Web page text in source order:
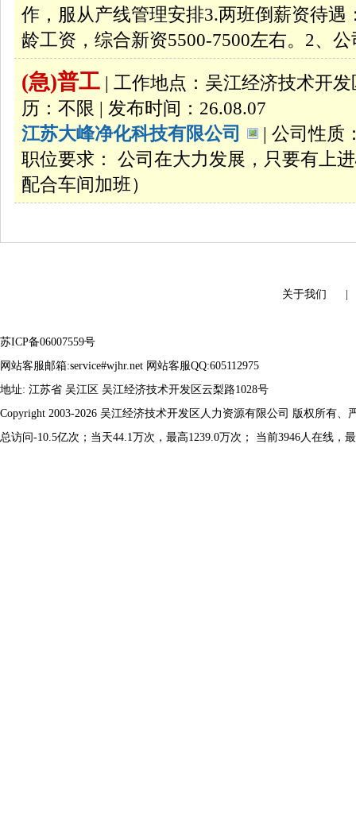
作，服从产线管理安排3.两班倒薪资待
龄工资，综合新资5500-7500左右。2、
(急)普工 | 工作地点：吴江经济技术开
历：不限 | 发布时间：26.08.07
江苏大峰净化科技有限公司
| 公司性质
职位要求： 公司在大力发展，只要有上
配合车间加班）
关于我们
苏ICP备06007559号
网站客服邮箱:service#wjhr.net 网站客服QQ:605112975
地址: 江苏省 吴江区 吴江经济技术开发区云梨路1028号
Copyright 2003-2026 吴江经济技术开发区人力资源有限公司 版权所有、
总访问-10.5亿次；当天44.1万次，最高1239.0万次； 当前3946人在线，